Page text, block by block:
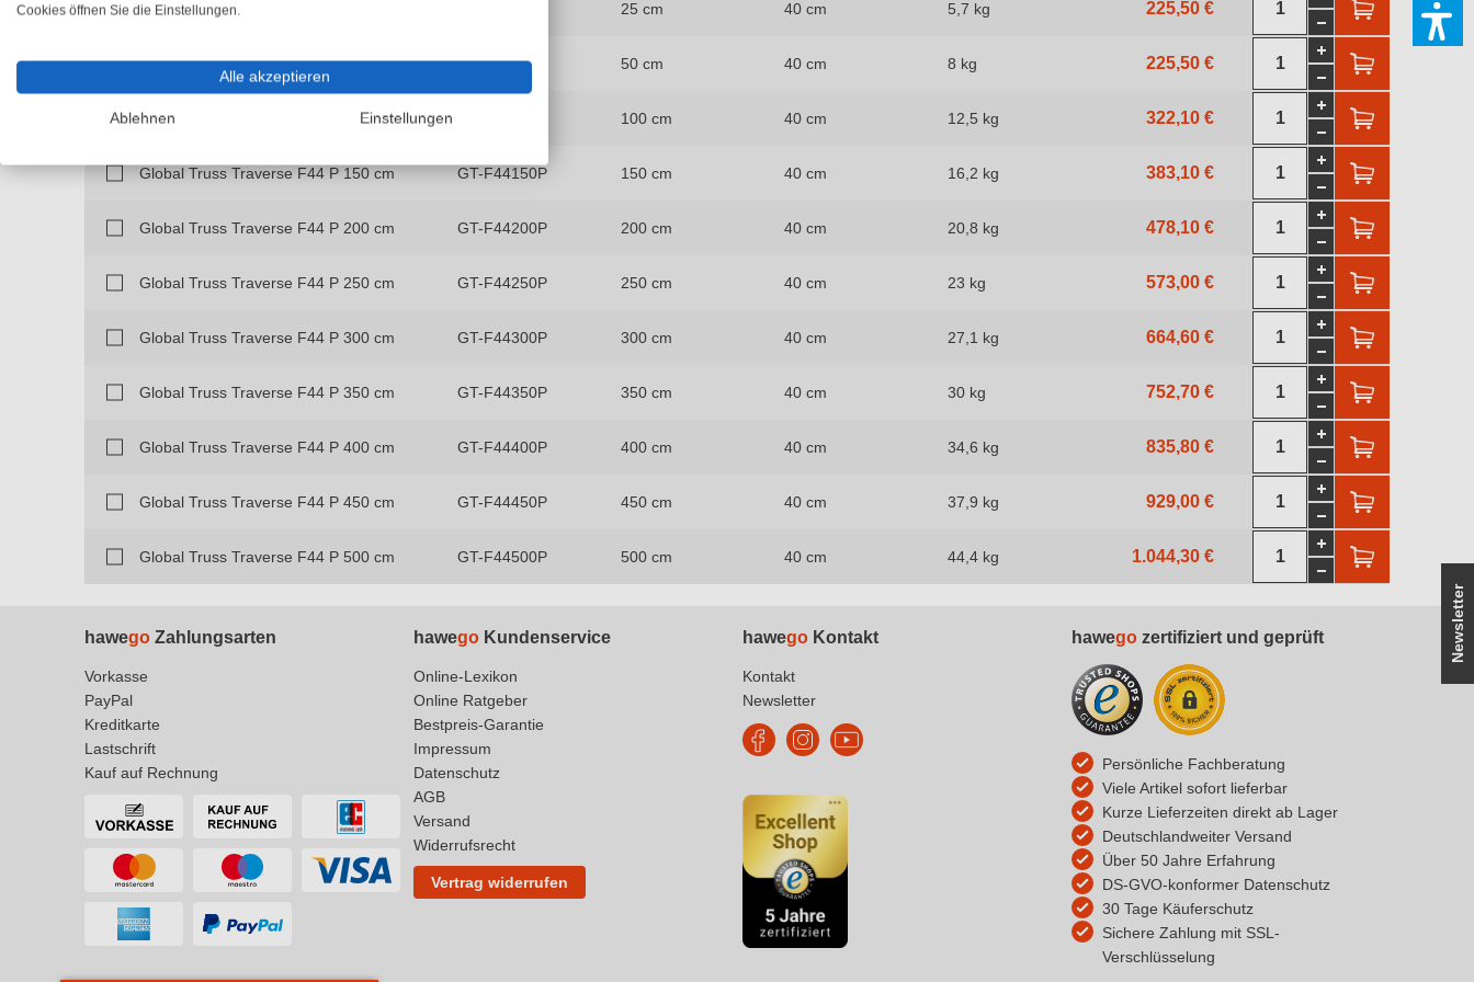
Global Truss Traverse F44 P 25 cm 25 cm 40 cm 5,7 kg 225,50 €
Global Truss Traverse F44 P 50 cm GT-F44050P 50 cm 40 cm 8 kg 225,50 €
Global Truss Traverse F44 P 100 cm 100 cm 40 cm 12,5 kg 322,10 €
Global Truss Traverse F44 P 150 cm GT-F44150P 150 cm 40 cm 16,2 kg 383,10 €
Global Truss Traverse F44 P 200 cm GT-F44200P 200 cm 40 cm 20,8 kg 478,10 €
Global Truss Traverse F44 P 250 cm GT-F44250P 250 cm 40 cm 23 kg 573,00 €
Global Truss Traverse F44 P 300 cm GT-F44300P 300 cm 40 cm 27,1 kg 664,60 €
Global Truss Traverse F44 P 350 cm GT-F44350P 350 cm 40 cm 30 kg 752,70 €
Global Truss Traverse F44 P 400 cm GT-F44400P 400 cm 40 cm 34,6 kg 835,80 €
Global Truss Traverse F44 P 450 cm GT-F44450P 450 cm 40 cm 37,9 kg 929,00 €
Global Truss Traverse F44 P 500 cm GT-F44500P 500 cm 40 cm 44,4 kg 1.044,30 €
Newsletter
hawego Zahlungsarten
Vorkasse
PayPal
Kreditkarte
Lastschrift
Kauf auf Rechnung
hawego Kundenservice
Online-Lexikon
Online Ratgeber
Bestpreis-Garantie
Impressum
Datenschutz
AGB
Versand
Widerrufsrecht
Vertrag widerrufen
hawego Kontakt
Kontakt
Newsletter
hawego zertifiziert und geprüft
Persönliche Fachberatung
Viele Artikel sofort lieferbar
Kurze Lieferzeiten direkt ab Lager
Deutschlandweiter Versand
Über 50 Jahre Erfahrung
DS-GVO-konformer Datenschutz
30 Tage Käuferschutz
Sichere Zahlung mit SSL-
Verschlüsselung
Cookies öffnen Sie die Einstellungen.
Alle akzeptieren
Ablehnen Einstellungen